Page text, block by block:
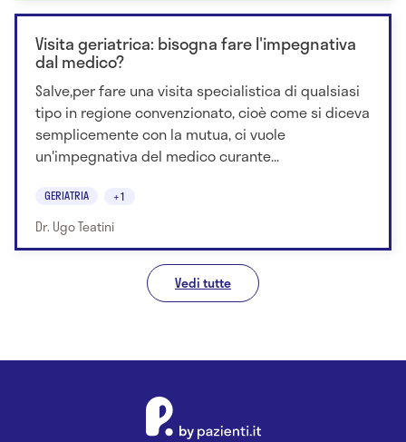
Visita geriatrica: bisogna fare l'impegnativa
dal medico?
Salve,per fare una visita specialistica di qualsiasi
tipo in regione convenzionato, cioè come si diceva
semplicemente con la mutua, ci vuole
un'impegnativa del medico curante...
GERIATRIA +1
Dr. Ugo Teatini
Vedi tutte